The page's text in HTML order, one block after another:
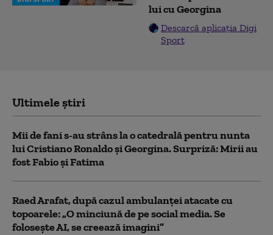
lui cu Georgina
Descarcă aplicația Digi
Sport
Ultimele știri
Mii de fani s-au strâns la o catedrală pentru nunta
lui Cristiano Ronaldo şi Georgina. Surpriză: Mirii au
fost Fabio şi Fatima
Raed Arafat, după cazul ambulanței atacate cu
topoarele: „O minciună de pe social media. Se
folosește AI, se creează imagini”